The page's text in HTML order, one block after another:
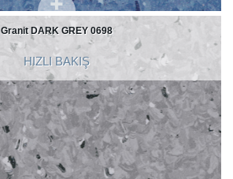
Granit DARK GREY 0698
HIZLI BAKIŞ